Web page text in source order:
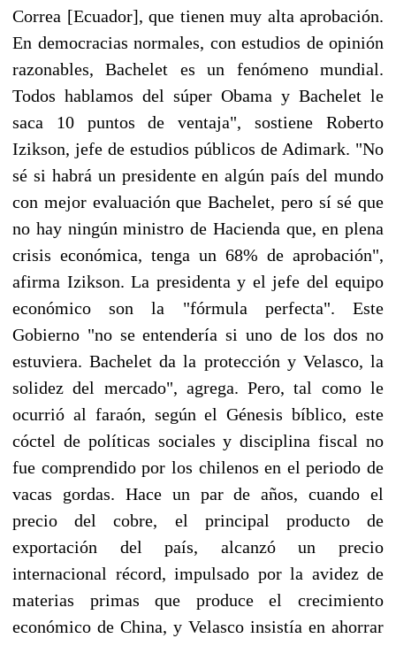
Correa [Ecuador], que tienen muy alta aprobación.
En democracias normales, con estudios de opinión
razonables, Bachelet es un fenómeno mundial.
Todos hablamos del súper Obama y Bachelet le
saca 10 puntos de ventaja", sostiene Roberto
Izikson, jefe de estudios públicos de Adimark. "No
sé si habrá un presidente en algún país del mundo
con mejor evaluación que Bachelet, pero sí sé que
no hay ningún ministro de Hacienda que, en plena
crisis económica, tenga un 68% de aprobación",
afirma Izikson. La presidenta y el jefe del equipo
económico son la "fórmula perfecta". Este
Gobierno "no se entendería si uno de los dos no
estuviera. Bachelet da la protección y Velasco, la
solidez del mercado", agrega. Pero, tal como le
ocurrió al faraón, según el Génesis bíblico, este
cóctel de políticas sociales y disciplina fiscal no
fue comprendido por los chilenos en el periodo de
vacas gordas. Hace un par de años, cuando el
precio del cobre, el principal producto de
exportación del país, alcanzó un precio
internacional récord, impulsado por la avidez de
materias primas que produce el crecimiento
económico de China, y Velasco insistía en ahorrar